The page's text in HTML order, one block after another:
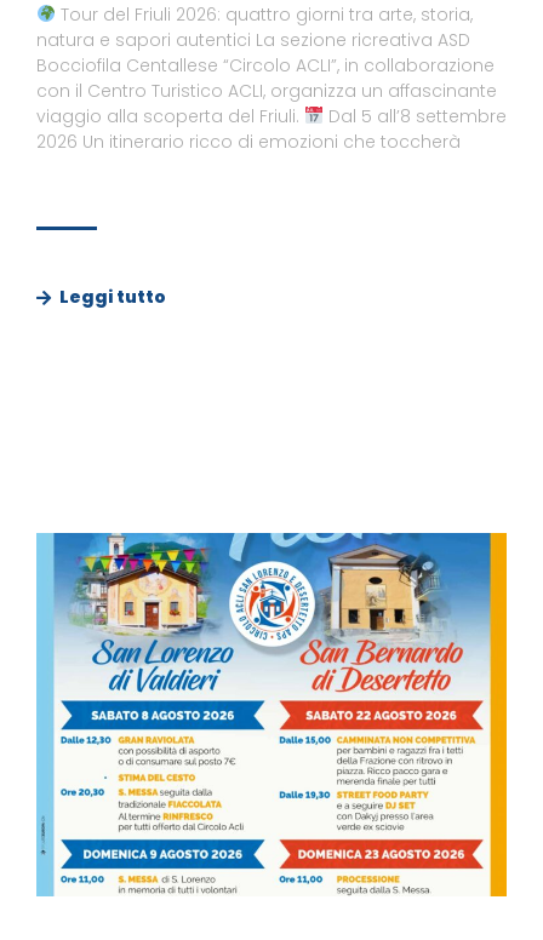
Tour del Friuli 2026: quattro giorni tra arte, storia,
natura e sapori autentici La sezione ricreativa ASD
Bocciofila Centallese “Circolo ACLI”, in collaborazione
con il Centro Turistico ACLI, organizza un affascinante
viaggio alla scoperta del Friuli.
Dal 5 all’8 settembre
2026 Un itinerario ricco di emozioni che toccherà
Leggi tutto